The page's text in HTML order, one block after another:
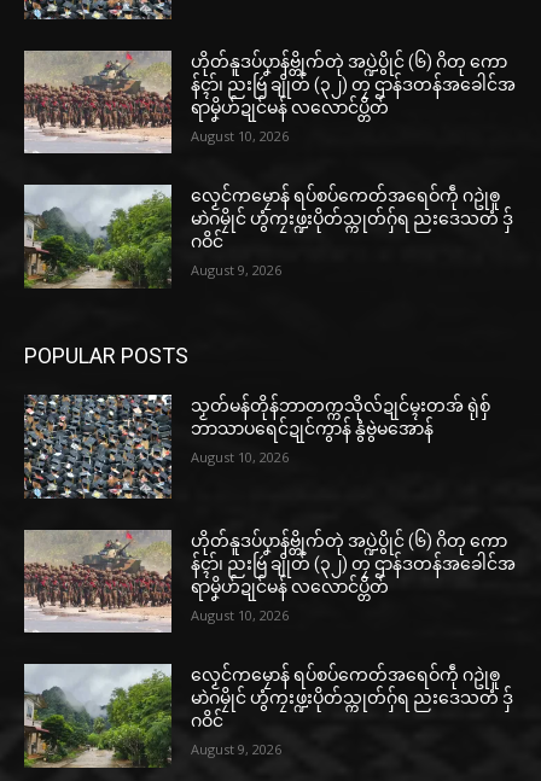
ဟိုတ်နူဒပ်ပၞာန်ဗ္တိုက်တုဲ အပ္ဍဲပွိုင် (၆) ဂိတု ကော
န်ၚာ်၊ ညးဗြဴ ချိုတ် (၃၂) တၠ ဌာန်ဒတန်အခေါင်အ
ရာမၞိဟ်ဍုင်မန် လလောင်ပ္တိတ်
August 10, 2026
လၟေင်ကမၠောန် ရပ်စပ်ကေတ်အရေဝ်ကဵု ဂဥုဲၜူ
မာဲဂမၠိုင် ဟွံကၠးဖ္ဍးပိုတ်သ္ကုတ်ဂှ်ရ ညးဒေသတံ ဒှ်
ဂဝိင်
August 9, 2026
POPULAR POSTS
သၟတ်မန်တိုန်ဘာတက္ကသိုလ်ဍုင်မ္ၚးတအ် ရုဲစှ်
ဘာသာပရေင်ဍုင်ကွာန် နွံဗွဲမအောန်
August 10, 2026
ဟိုတ်နူဒပ်ပၞာန်ဗ္တိုက်တုဲ အပ္ဍဲပွိုင် (၆) ဂိတု ကော
န်ၚာ်၊ ညးဗြဴ ချိုတ် (၃၂) တၠ ဌာန်ဒတန်အခေါင်အ
ရာမၞိဟ်ဍုင်မန် လလောင်ပ္တိတ်
August 10, 2026
လၟေင်ကမၠောန် ရပ်စပ်ကေတ်အရေဝ်ကဵု ဂဥုဲၜူ
မာဲဂမၠိုင် ဟွံကၠးဖ္ဍးပိုတ်သ္ကုတ်ဂှ်ရ ညးဒေသတံ ဒှ်
ဂဝိင်
August 9, 2026